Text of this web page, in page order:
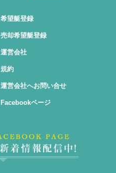
希望艇登録
売却希望艇登録
運営会社
規約
運営会社へお問い合せ
Facebookページ